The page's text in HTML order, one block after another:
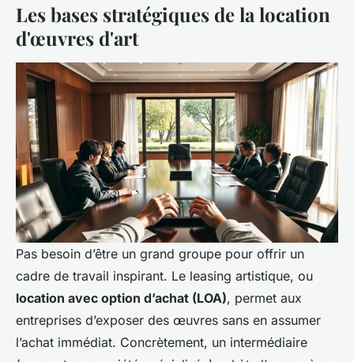
Les bases stratégiques de la location
d'œuvres d'art
Pas besoin d’être un grand groupe pour offrir un
cadre de travail inspirant. Le leasing artistique, ou
location avec option d’achat (LOA), permet aux
entreprises d’exposer des œuvres sans en assumer
l’achat immédiat. Concrètement, un intermédiaire